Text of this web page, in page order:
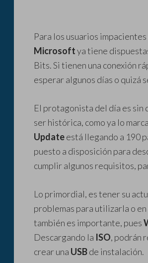
Para los usuarios
Microsoftya tiene
Bits. Si tienen una conexión
esperar algunos días o quizá
El protagonista del día es sin
ser histórica, como ya lo
Updateestá llegando a 190
puesto a disposición para
cumplir algunos requisitos,
Lo primordial, es tener su
problemas para utilizarla o
también es importante, pues
Descargando la ISO, podrán
crear una USBde instalación.